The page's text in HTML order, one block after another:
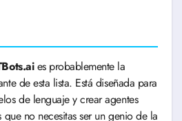
es probablemente la
de esta lista. Está diseñada para
de lenguaje y crear agentes
no necesitas ser un genio de la